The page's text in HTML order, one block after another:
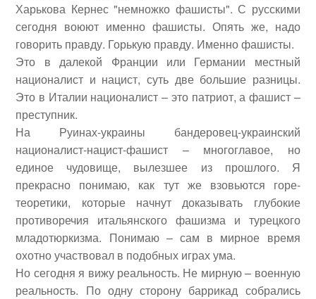
Харькова Кернес "немножко фашисты". С русскими
сегодня воюют именно фашисты. Опять же, надо
говорить правду. Горькую правду. Именно фашисты.
Это в далекой Франции или Германии местный
националист и нацист, суть две большие разницы.
Это в Италии националист – это патриот, а фашист –
преступник.
На Руинах-украины бандеровец-украинский
националист-нацист-фашист – многоглавое, но
единое чудовище, вылезшее из прошлого. Я
прекрасно понимаю, как тут же взовьются горе-
теоретики, которые начнут доказывать глубокие
противоречия итальянского фашизма и турецкого
младотюркизма. Понимаю – сам в мирное время
охотно участвовал в подобных играх ума.
Но сегодня я вижу реальность. Не мирную – военную
реальность. По одну сторону баррикад собрались